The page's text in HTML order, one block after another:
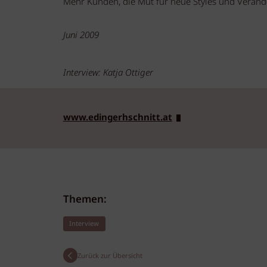
Juni 2009
Interview: Katja Ottiger
www.edingerhschnitt.at
Themen:
Interview
Zurück zur Übersicht